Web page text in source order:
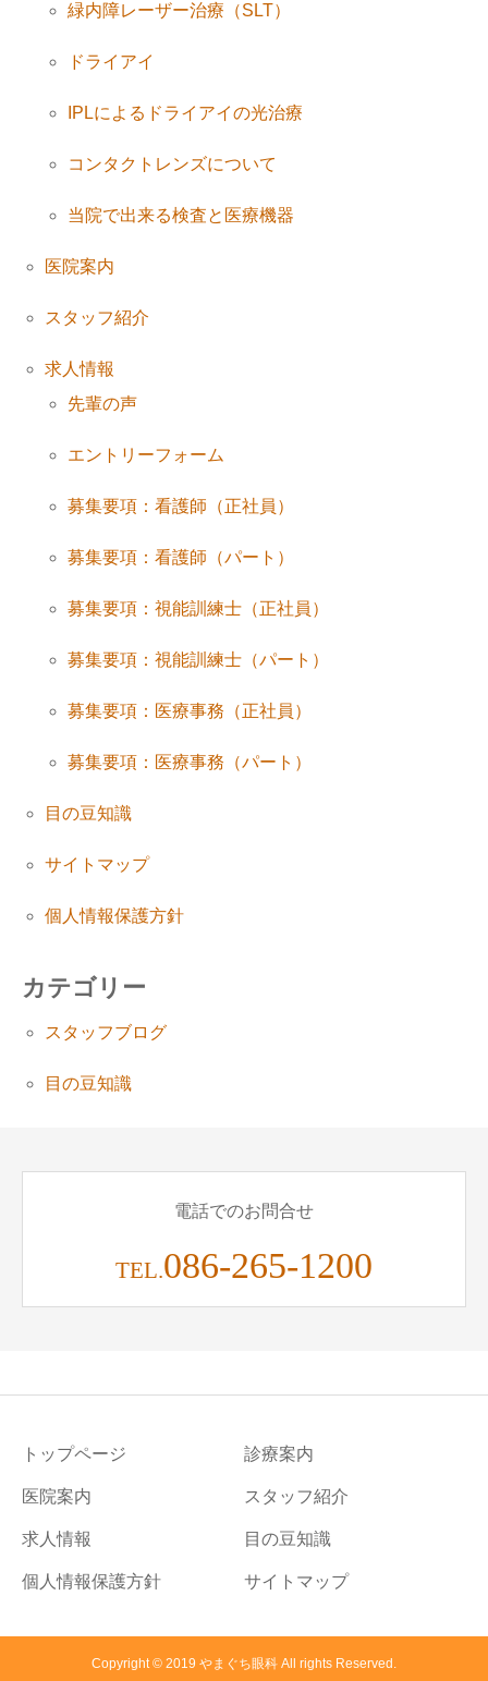
緑内障レーザー治療（SLT）
ドライアイ
IPLによるドライアイの光治療
コンタクトレンズについて
当院で出来る検査と医療機器
医院案内
スタッフ紹介
求人情報
先輩の声
エントリーフォーム
募集要項：看護師（正社員）
募集要項：看護師（パート）
募集要項：視能訓練士（正社員）
募集要項：視能訓練士（パート）
募集要項：医療事務（正社員）
募集要項：医療事務（パート）
目の豆知識
サイトマップ
個人情報保護方針
カテゴリー
スタッフブログ
目の豆知識
電話でのお問合せ
TEL.086-265-1200
トップページ 診療案内
医院案内 スタッフ紹介
求人情報 目の豆知識
個人情報保護方針 サイトマップ
Copyright © 2019 やまぐち眼科 All rights Reserved.